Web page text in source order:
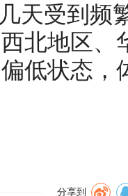
天受到频
北地区、
低状态，
分享到